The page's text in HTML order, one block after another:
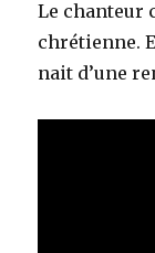
Le chanteur
chrétienne.
nait d’une